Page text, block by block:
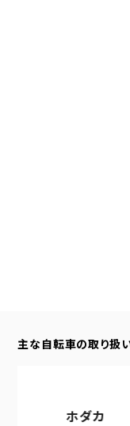
主な自転車の取り扱
ホダカ